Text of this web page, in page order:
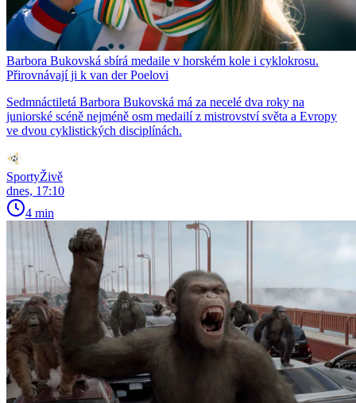
Barbora Bukovská sbírá medaile v horském kole i cyklokrosu.
Přirovnávají ji k van der Poelovi
Sedmnáctiletá Barbora Bukovská má za necelé dva roky na
juniorské scéně nejméně osm medailí z mistrovství světa a Evropy
ve dvou cyklistických disciplínách.
SportyŽivě
dnes, 17:10
4 min